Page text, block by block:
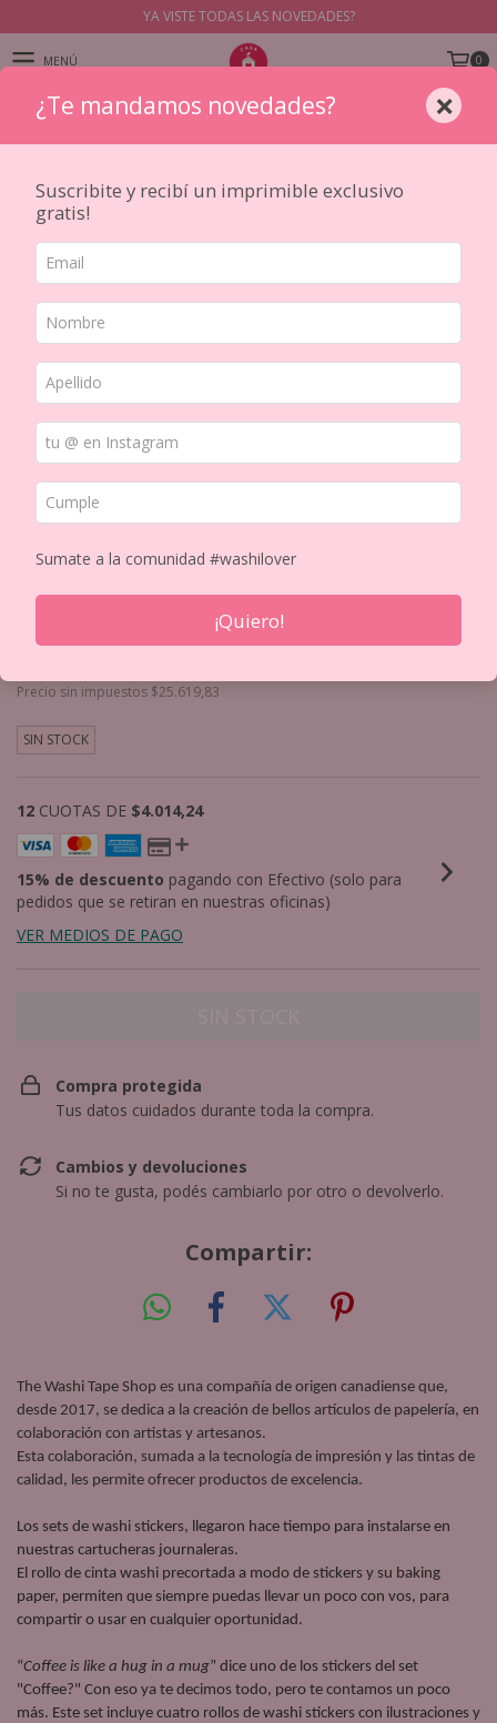
YA VISTE TODAS LAS NOVEDADES?
MENÚ 0
PRODUCTOS
Cajas y sets de cintas PET y Washi /
Coffee Washi Tape Sticker Set x 4 (753)
COFFEE WASHI TAPE STICKER SET X 4 (753)
$31.000
Precio sin impuestos $25.619,83
SIN STOCK
12 CUOTAS DE $4.014,24
15% de descuento pagando con Efectivo (solo para
pedidos que se retiran en nuestras oficinas)
VER MEDIOS DE PAGO
Compra protegida
Tus datos cuidados durante toda la compra.
Cambios y devoluciones
Si no te gusta, podés cambiarlo por otro o devolverlo.
Compartir:
The Washi Tape Shop es una compañía de origen canadiense que,
desde 2017, se dedica a la creación de bellos artículos de papelería, en
colaboración con artistas y artesanos.
Esta colaboración, sumada a la tecnología de impresión y las tintas de
calidad, les permite ofrecer productos de excelencia.
Los sets de washi stickers, llegaron hace tiempo para instalarse en
nuestras cartucheras journaleras.
El rollo de cinta washi precortada a modo de stickers y su baking
paper, permiten que siempre puedas llevar un poco con vos, para
compartir o usar en cualquier oportunidad.
“Coffee is like a hug in a mug” dice uno de los stickers del set
"Coffee?" Con eso ya te decimos todo, pero te contamos un poco
más. Este set incluye cuatro rollos de washi stickers con ilustraciones y
¿Te mandamos novedades? ×
Suscribite y recibí un imprimible exclusivo
gratis!
Sumate a la comunidad #washilover
¡Quiero!